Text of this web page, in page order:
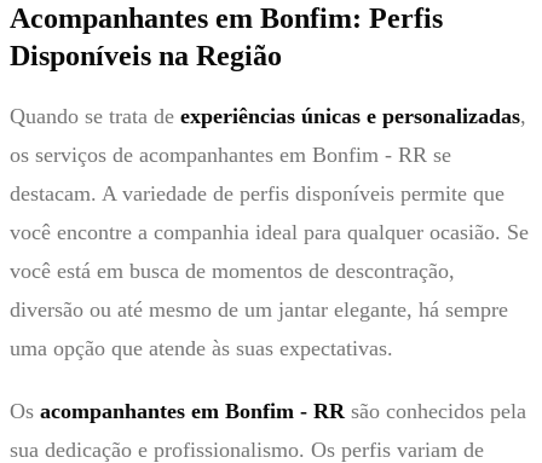
Acompanhantes em Bonfim: Perfis
Disponíveis na Região
Quando se trata de experiências únicas e personalizadas,
os serviços de acompanhantes em Bonfim - RR se
destacam. A variedade de perfis disponíveis permite que
você encontre a companhia ideal para qualquer ocasião. Se
você está em busca de momentos de descontração,
diversão ou até mesmo de um jantar elegante, há sempre
uma opção que atende às suas expectativas.
Os acompanhantes em Bonfim - RR são conhecidos pela
sua dedicação e profissionalismo. Os perfis variam de